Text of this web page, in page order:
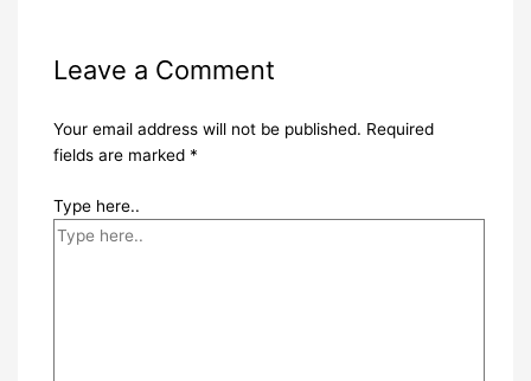
Leave a Comment
Your email address will not be published. Required
fields are marked *
Type here..